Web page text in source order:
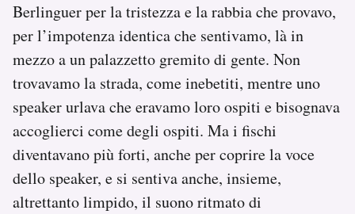
Berlinguer per la tristezza e la rabbia che provavo,
per l’impotenza identica che sentivamo, là in
mezzo a un palazzetto gremito di gente. Non
trovavamo la strada, come inebetiti, mentre uno
speaker urlava che eravamo loro ospiti e bisognava
accoglierci come degli ospiti. Ma i fischi
diventavano più forti, anche per coprire la voce
dello speaker, e si sentiva anche, insieme,
altrettanto limpido, il suono ritmato di